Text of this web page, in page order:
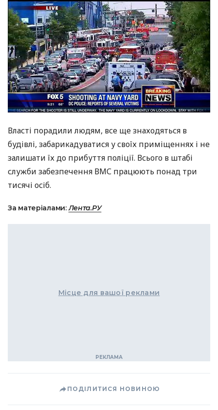
Власті порадили людям, все ще знаходяться в
будівлі, забарикадуватися у своїх приміщеннях і не
залишати їх до прибуття поліції. Всього в штабі
служби забезпечення ВМС працюють понад три
тисячі осіб.
За матеріалами:Лента.РУ
Місце для вашої реклами
ПОДІЛИТИСЯ НОВИНОЮ